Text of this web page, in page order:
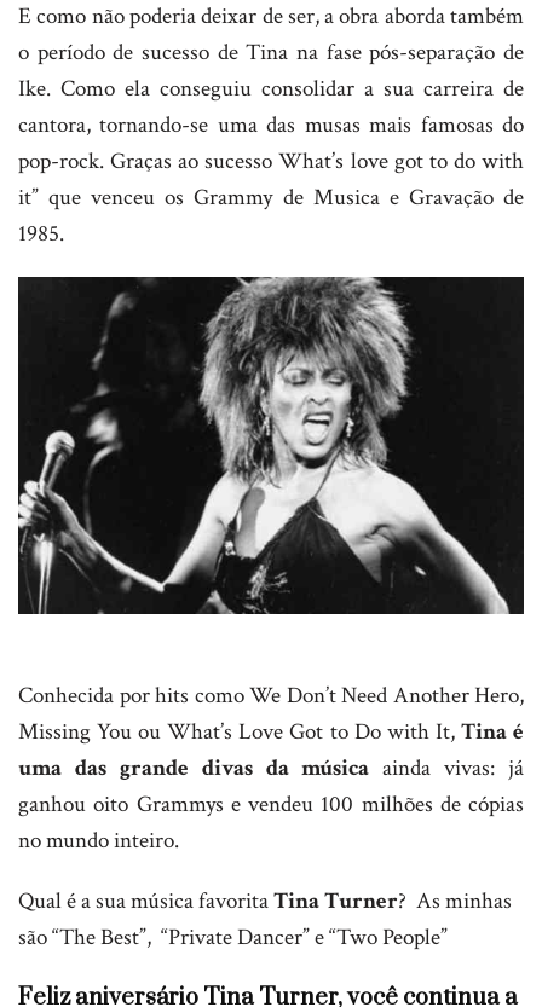
E como não poderia deixar de ser, a obra aborda também
o período de sucesso de Tina na fase pós-separação de
Ike. Como ela conseguiu consolidar a sua carreira de
cantora, tornando-se uma das musas mais famosas do
pop-rock. Graças ao sucesso What’s love got to do with
it” que venceu os Grammy de Musica e Gravação de
1985.
Conhecida por hits como We Don’t Need Another Hero,
Missing You ou What’s Love Got to Do with It, Tina é
uma das grande divas da música ainda vivas: já
ganhou oito Grammys e vendeu 100 milhões de cópias
no mundo inteiro.
Qual é a sua música favoritaTina Turner? As minhas
são “The Best”, “Private Dancer” e “Two People”
Feliz aniversário Tina Turner, você continua a